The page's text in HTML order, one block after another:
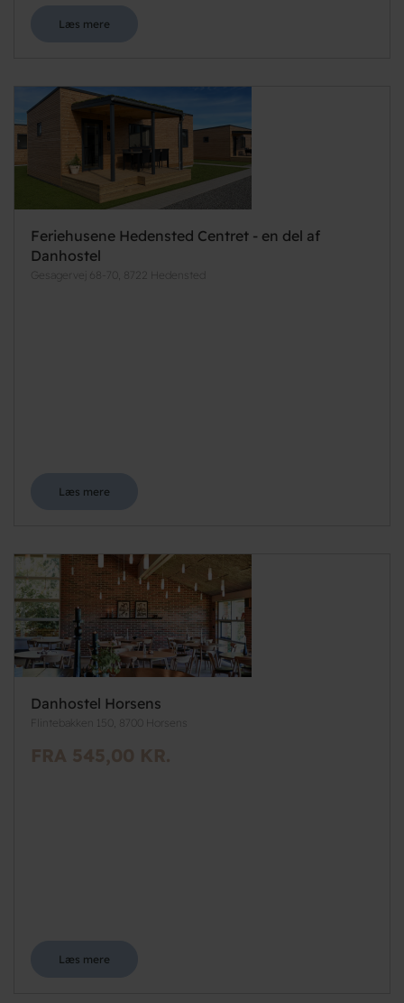
Læs mere
Feriehusene Hedensted Centret - en del af
Danhostel
Gesagervej 68-70, 8722 Hedensted
Læs mere
Danhostel Horsens
Flintebakken 150, 8700 Horsens
FRA 545,00 KR.
Læs mere